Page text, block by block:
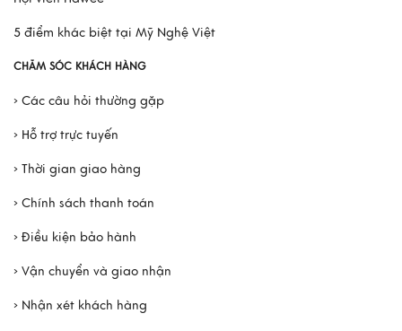
5 điểm khác biệt tại Mỹ Nghệ Việt
CHĂM SÓC KHÁCH HÀNG
› Các câu hỏi thường gặp
› Hỗ trợ trực tuyến
› Thời gian giao hàng
› Chính sách thanh toán
› Điều kiện bảo hành
› Vận chuyển và giao nhận
› Nhận xét khách hàng